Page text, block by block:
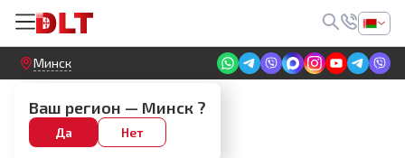
Круглосуточный! Прием заявок на сайте
Минск
Ваш регион — Минск ?
Да Нет
Производители
CAYKEN